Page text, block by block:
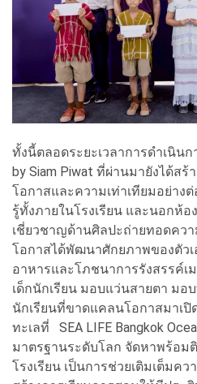
ทั้งนี้ตลอดระยะเวลาการดำเนินก
by Siam Piwat ที่ผ่านมายังได้สร้
โอกาสและความเท่าเทียมอย่างต่
รู้ทั้งภายในโรงเรียน และนอกห้อ
เชี่ยวชาญด้านศิลปะถ่ายทอดคว
โอกาสได้พัฒนาศักยภาพของตัว
อาหารและโภชนาการรังสรรค์เ
เด็กนักเรียน มอบแว่นสายตา มอ
นักเรียนที่ขาดแคลนโอกาสมาเปิ
ทะเลที่ SEA LIFE Bangkok
มาตรฐานระดับโลก จัดหาพร้อม
โรงเรียน เป็นการช่วยเติมเต็มค